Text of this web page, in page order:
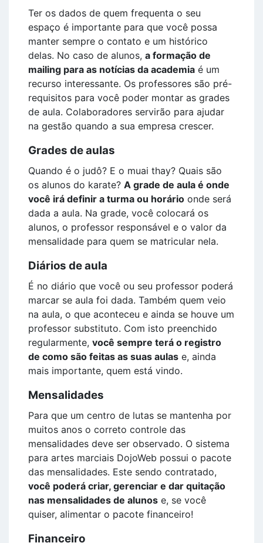
Ter os dados de quem frequenta o seu
espaço é importante para que você possa
manter sempre o contato e um histórico
delas. No caso de alunos, a formação de
mailing para as notícias da academia é um
recurso interessante. Os professores são pré-
requisitos para você poder montar as grades
de aula. Colaboradores servirão para ajudar
na gestão quando a sua empresa crescer.
Grades de aulas
Quando é o judô? E o muai thay? Quais são
os alunos do karate? A grade de aula é onde
você irá definir a turma ou horário onde será
dada a aula. Na grade, você colocará os
alunos, o professor responsável e o valor da
mensalidade para quem se matricular nela.
Diários de aula
É no diário que você ou seu professor poderá
marcar se aula foi dada. Também quem veio
na aula, o que aconteceu e ainda se houve um
professor substituto. Com isto preenchido
regularmente, você sempre terá o registro
de como são feitas as suas aulas e, ainda
mais importante, quem está vindo.
Mensalidades
Para que um centro de lutas se mantenha por
muitos anos o correto controle das
mensalidades deve ser observado. O sistema
para artes marciais DojoWeb possui o pacote
das mensalidades. Este sendo contratado,
você poderá criar, gerenciar e dar quitação
nas mensalidades de alunos e, se você
quiser, alimentar o pacote financeiro!
Financeiro